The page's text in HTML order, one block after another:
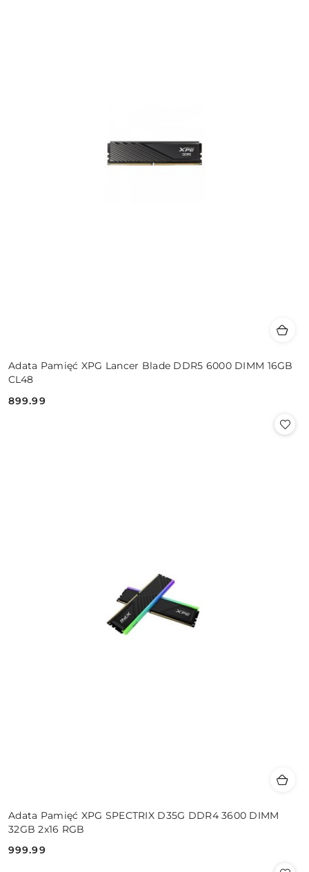
Adata Pamięć XPG Lancer Blade DDR5 6000 DIMM 16GB
CL48
Cena:
899.99
Adata Pamięć XPG SPECTRIX D35G DDR4 3600 DIMM
32GB 2x16 RGB
Cena:
999.99